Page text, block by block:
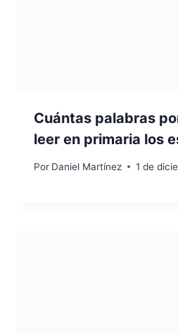
Cuántas palabras
leer en primaria los
Por Daniel Martínez 1 de